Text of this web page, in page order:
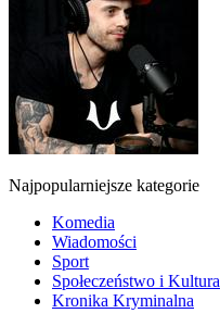
Najpopularniejsze kategorie
Komedia
Wiadomości
Sport
Społeczeństwo i Kultura
Kronika Kryminalna